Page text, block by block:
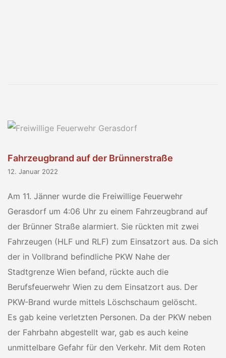
Fahrzeugbrand auf der Brünnerstraße
12. Januar 2022
Am 11. Jänner wurde die Freiwillige Feuerwehr
Gerasdorf um 4:06 Uhr zu einem Fahrzeugbrand auf
der Brünner Straße alarmiert. Sie rückten mit zwei
Fahrzeugen (HLF und RLF) zum Einsatzort aus. Da sich
der in Vollbrand befindliche PKW Nahe der
Stadtgrenze Wien befand, rückte auch die
Berufsfeuerwehr Wien zu dem Einsatzort aus. Der
PKW-Brand wurde mittels Löschschaum gelöscht.
Es gab keine verletzten Personen. Da der PKW neben
der Fahrbahn abgestellt war, gab es auch keine
unmittelbare Gefahr für den Verkehr. Mit dem Roten